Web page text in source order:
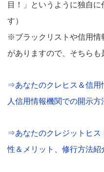
目！」というように独自
す）
※ブラックリストや信用情
がありますので、そちらも
⇒あなたのクレヒス＆信用
人信用情報機関での開示方
⇒あなたのクレジットヒス
性＆メリット、修行方法紹